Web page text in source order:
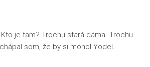
je tam? Trochu stará dáma. Trochu
som, že by si mohol Yodel.